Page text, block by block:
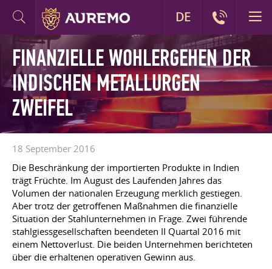
FINANZIELLE WOHLERGEHEN DER
INDISCHEN METALLURGEN
ZWEIFEL
18 September 2016
Die Beschränkung der importierten Produkte in Indien
trägt Früchte. Im August des Laufenden Jahres das
Volumen der nationalen Erzeugung merklich gestiegen.
Aber trotz der getroffenen Maßnahmen die finanzielle
Situation der Stahlunternehmen in Frage. Zwei führende
stahlgiessgesellschaften beendeten II Quartal 2016 mit
einem Nettoverlust. Die beiden Unternehmen berichteten
über die erhaltenen operativen Gewinn aus.
DE